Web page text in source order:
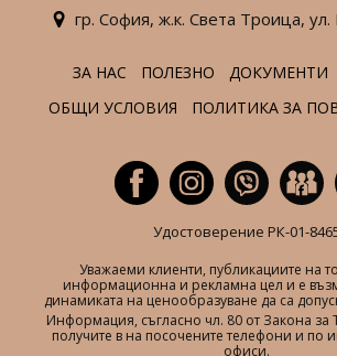
гр. София, ж.к. Света Троица, ул.
ЗА НАС ПОЛЕЗНО ДОКУМЕНТИ
ОБЩИ УСЛОВИЯ
ПОЛИТИКА ЗА
Удостоверение РК-01-
Уважаеми клиенти, публикациите на
информационна и рекламна цел и е
динамиката на ценообразуване да са
Информация, съгласно чл. 80 от Закона
получите в на посочените телефони и по
офиси.